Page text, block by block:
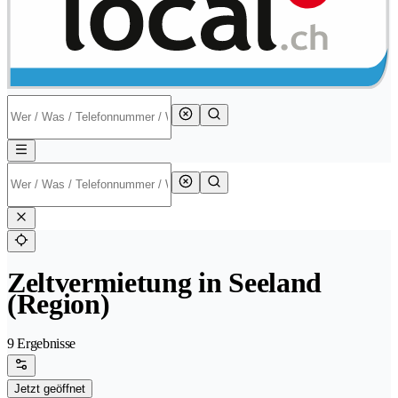
Zeltvermietung in Seeland
(Region)
9 Ergebnisse
Jetzt geöffnet